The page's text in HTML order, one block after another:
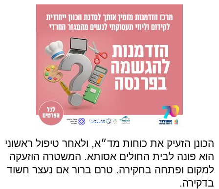
הכונן הזעיק את כוחות מד״א, ולאחר טיפול ראשוני
הוא פונה לבית החולים אסותא. המשטרה הוזעקה
למקום ופתחה בחקירה. טרם ברור אם נעצר חשוד
בדקירה.